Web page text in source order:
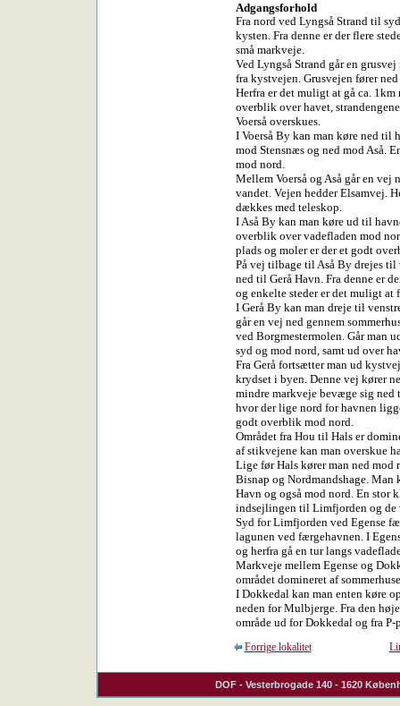
Adgangsforhold
Fra nord ved Lyngså Strand til
kysten. Fra denne er der flere
små markveje.
Ved Lyngså Strand går en
fra kystvejen. Grusvejen fører
Herfra er det muligt at gå ca.
overblik over havet,
Voerså overskues.
I Voerså By kan man køre ned til
mod Stensnæs og ned mod Aså.
mod nord.
Mellem Voerså og Aså går en
vandet. Vejen hedder Elsamvej.
dækkes med teleskop.
I Aså By kan man køre ud til
overblik over vadefladen mod
plads og moler er der et godt
På vej tilbage til Aså By drejes til
ned til Gerå Havn. Fra denne er
og enkelte steder er det muligt
I Gerå By kan man dreje til
går en vej ned gennem
ved Borgmestermolen. Går man
syd og mod nord, samt ud over
Fra Gerå fortsætter man ud
krydset i byen. Denne vej kører
mindre markveje bevæge sig
hvor der lige nord for havnen
godt overblik mod nord.
Området fra Hou til Hals er
af stikvejene kan man overskue
Lige før Hals kører man ned
Bisnap og Nordmandshage.
Havn og også mod nord. En stor
indsejlingen til Limfjorden og de
Syd for Limfjorden ved Egense
lagunen ved færgehavnen. I
og herfra gå en tur langs
Markveje mellem Egense og
området domineret af
I Dokkedal kan man enten køre
neden for Mulbjerge. Fra den
område ud for Dokkedal og fra
Forrige lokalitet
DOF - Vesterbrogade 140 - 1620